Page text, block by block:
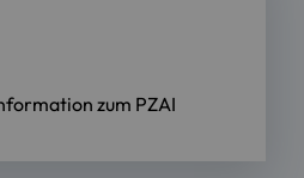
zum PZAI